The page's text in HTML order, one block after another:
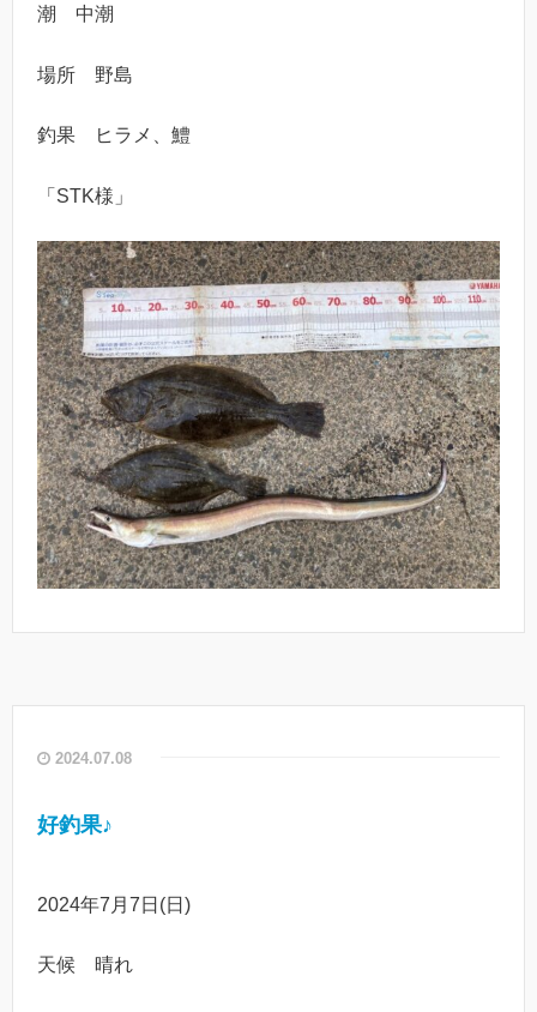
潮 中潮
場所 野島
釣果 ヒラメ、鱧
「STK様」
2024.07.08
好釣果♪
2024年7月7日(日)
天候 晴れ